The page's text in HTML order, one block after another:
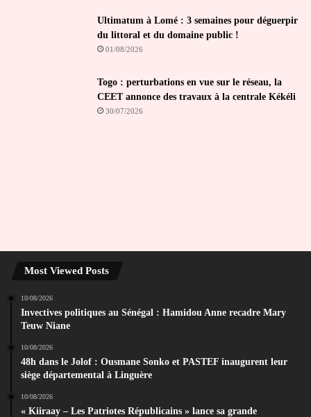
Ultimatum à Lomé : 3 semaines pour déguerpir
du littoral et du domaine public !
01/08/2026
Togo : perturbations en vue sur le réseau, la
CEET annonce des travaux à la centrale Kékéli
30/07/2026
Most Viewed Posts
10/08/2026
Invectives politiques au Sénégal : Hamidou Anne recadre Mary
Teuw Niane
10/08/2026
48h dans le Jolof : Ousmane Sonko et PASTEF inaugurent leur
siège départemental à Linguère
10/08/2026
« Kiiraay – Les Patriotes Républicains » lance sa grande